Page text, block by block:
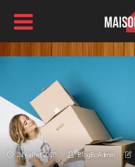
24 juillet 2020 BlogBoAdmin